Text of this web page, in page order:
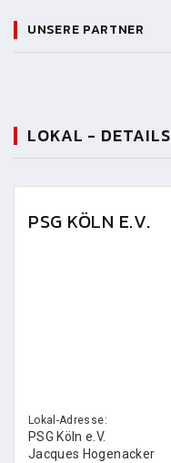
UNSERE PARTNER
LOKAL - DETAILS
PSG KÖLN E.V.
Lokal-Adresse:
PSG Köln e.V.
Jacques Hogenacker